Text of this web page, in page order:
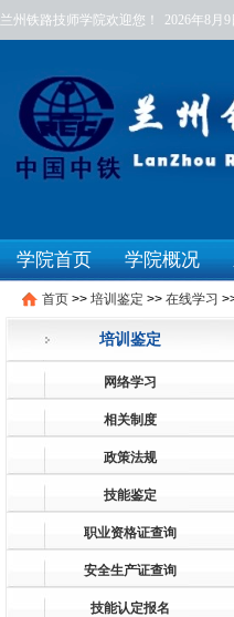
兰州铁路技师学院欢迎您！ 2026年8月9
学院首页 学院概况
首页 >> 培训鉴定 >> 在线学习
培训鉴定
网络学习
相关制度
政策法规
技能鉴定
职业资格证查询
安全生产证查询
技能认定报名